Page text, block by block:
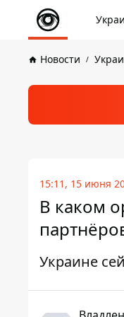
Новости
15:11, 15 июня
В каком
Украине